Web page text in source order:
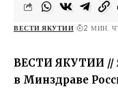
ВЕСТИ ЯКУТИИ 2 МИН.
ВЕСТИ ЯКУТИИ //
в Минздраве